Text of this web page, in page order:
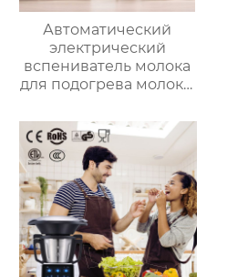
Автоматический
электрический
вспениватель молока
для подогрева молока,
корпус из матовой
нержавеющей стали,
домашний
пароварочный
аппарат для молока